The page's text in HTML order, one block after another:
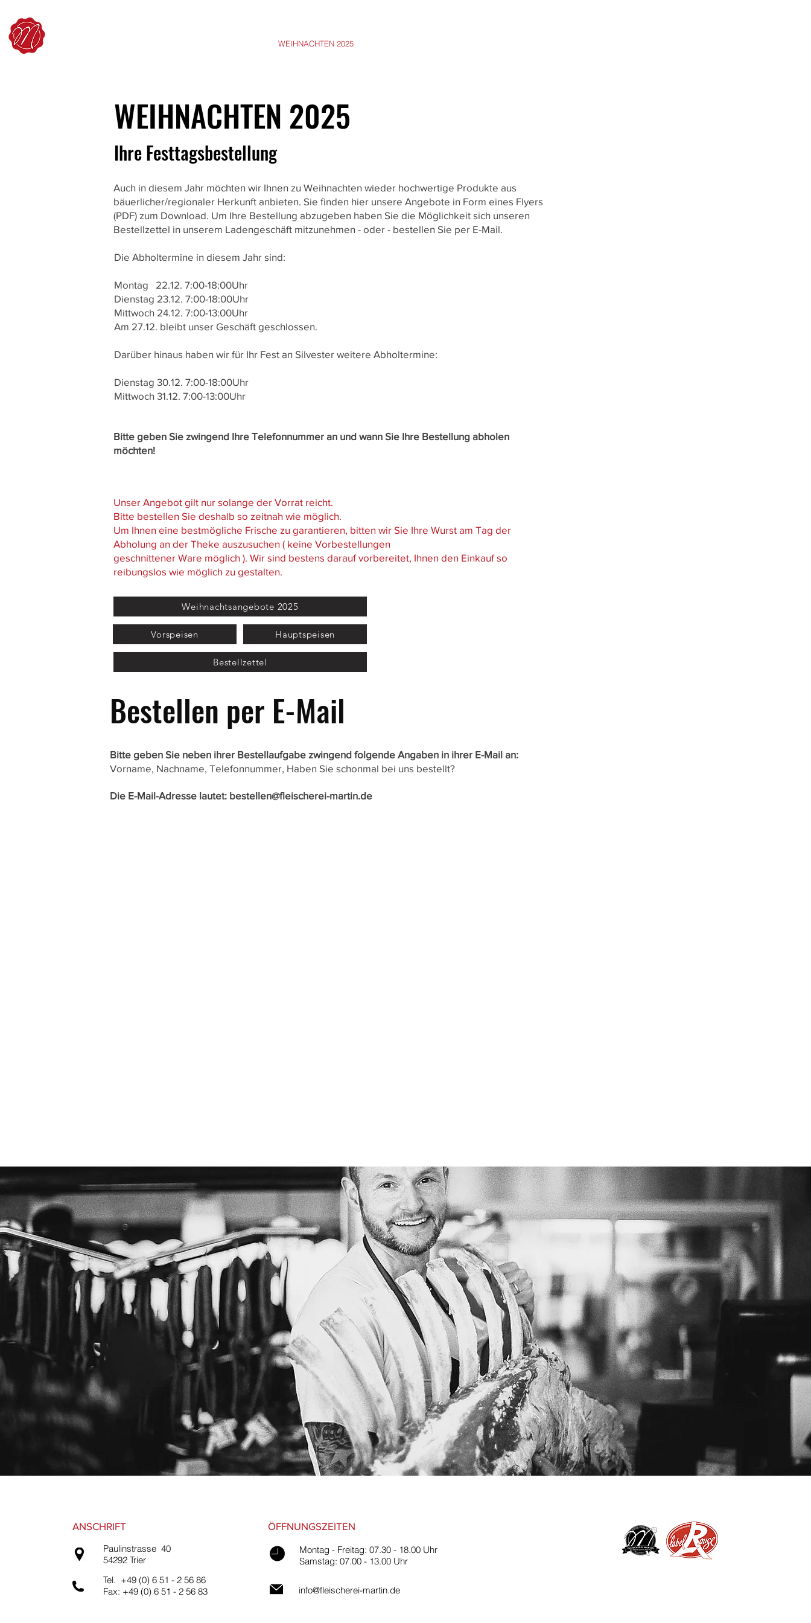
WEIHNACHTEN 2025
WEIHNACHTEN 2025
Ihre Festtagsbestellung
Auch in diesem Jahr möchten wir Ihnen zu Weihnachten wieder hochwertige Produkte aus
bäuerlicher/regionaler Herkunft anbieten. Sie finden hier unsere Angebote in Form eines Flyers
(PDF) zum Download. Um Ihre Bestellung abzugeben haben Sie die Möglichkeit sich unseren
Bestellzettel in unserem Ladengeschäft mitzunehmen - oder - bestellen Sie per E-Mail.
Die Abholtermine in diesem Jahr sind:
Montag 22.12. 7:00-18:00Uhr
Dienstag 23.12. 7:00-18:00Uhr
Mittwoch 24.12. 7:00-13:00Uhr
Am 27.12. bleibt unser Geschäft geschlossen.
Darüber hinaus haben wir für Ihr Fest an Silvester weitere Abholtermine:
Dienstag 30.12. 7:00-18:00Uhr
Mittwoch 31.12. 7:00-13:00Uhr
Bitte geben Sie zwingend Ihre Telefonnummer an und wann Sie Ihre Bestellung abholen
möchten!
Unser Angebot gilt nur solange der Vorrat reicht.
Bitte bestellen Sie deshalb so zeitnah wie möglich.
Um Ihnen eine bestmögliche Frische zu garantieren, bitten wir Sie Ihre Wurst am Tag der
Abholung an der Theke auszusuchen ( keine Vorbestellungen
geschnittener Ware möglich ). Wir sind bestens darauf vorbereitet, Ihnen den Einkauf so
reibungslos wie möglich zu gestalten.
Weihnachtsangebote 2025
Vorspeisen Hauptspeisen
Bestellzettel
Bestellen per E-Mail
Bitte geben Sie neben ihrer Bestellaufgabe zwingend folgende Angaben in ihrer E-Mail an:
Vorname, Nachname, Telefonnummer, Haben Sie schonmal bei uns bestellt?
Die E-Mail-Adresse lautet: bestellen@fleischerei-martin.de
ANSCHRIFT
Paulinstrasse 40
54292 Trier
Tel. +49 (0) 6 51 - 2 56 86
Fax: +49 (0) 6 51 - 2 56 83
ÖFFNUNGSZEITEN
Montag - Freitag: 07.30 - 18.00 Uhr
Samstag: 07.00 - 13.00 Uhr
info@fleischerei-martin.de